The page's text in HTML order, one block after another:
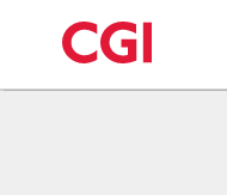
to